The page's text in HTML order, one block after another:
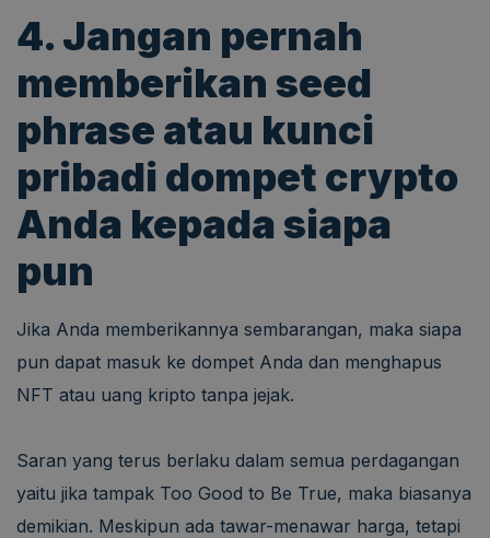
4. Jangan pernah
memberikan seed
phrase atau kunci
pribadi dompet crypto
Anda kepada siapa
pun
Jika Anda memberikannya sembarangan, maka siapa
pun dapat masuk ke dompet Anda dan menghapus
NFT atau uang kripto tanpa jejak.
Saran yang terus berlaku dalam semua perdagangan
yaitu jika tampak Too Good to Be True, maka biasanya
demikian. Meskipun ada tawar-menawar harga, tetapi